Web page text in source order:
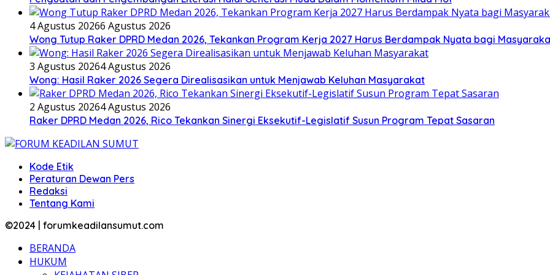
4 Agustus 20266 Agustus 2026
Wong Tutup Raker DPRD Medan 2026, Tekankan Program Kerja 2027 Harus Berdampak Nyata bagi
3 Agustus 20264 Agustus 2026
Wong: Hasil Raker 2026 Segera Direalisasikan untuk Menjawab Keluhan Masyarakat
2 Agustus 20264 Agustus 2026
Raker DPRD Medan 2026, Rico Tekankan Sinergi Eksekutif-Legislatif Susun Program Tepat Sasaran
Kode Etik
Peraturan Dewan Pers
Redaksi
Tentang Kami
©2024 | forumkeadilansumut.com
BERANDA
HUKUM